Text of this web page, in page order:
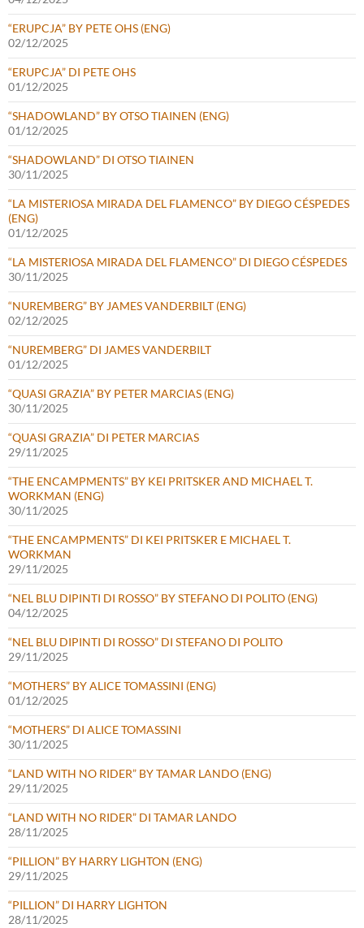
“ERUPCJA” BY PETE OHS (ENG)
02/12/2025
“ERUPCJA” DI PETE OHS
01/12/2025
“SHADOWLAND” BY OTSO TIAINEN (ENG)
01/12/2025
“SHADOWLAND” DI OTSO TIAINEN
30/11/2025
“LA MISTERIOSA MIRADA DEL FLAMENCO” BY DIEGO CÉSPEDES
(ENG)
01/12/2025
“LA MISTERIOSA MIRADA DEL FLAMENCO” DI DIEGO CÉSPEDES
30/11/2025
“NUREMBERG” BY JAMES VANDERBILT (ENG)
02/12/2025
“NUREMBERG” DI JAMES VANDERBILT
01/12/2025
“QUASI GRAZIA” BY PETER MARCIAS (ENG)
30/11/2025
“QUASI GRAZIA” DI PETER MARCIAS
29/11/2025
“THE ENCAMPMENTS” BY KEI PRITSKER AND MICHAEL T.
WORKMAN (ENG)
30/11/2025
“THE ENCAMPMENTS” DI KEI PRITSKER E MICHAEL T.
WORKMAN
29/11/2025
“NEL BLU DIPINTI DI ROSSO” BY STEFANO DI POLITO (ENG)
04/12/2025
“NEL BLU DIPINTI DI ROSSO” DI STEFANO DI POLITO
29/11/2025
“MOTHERS” BY ALICE TOMASSINI (ENG)
01/12/2025
“MOTHERS” DI ALICE TOMASSINI
30/11/2025
“LAND WITH NO RIDER” BY TAMAR LANDO (ENG)
29/11/2025
“LAND WITH NO RIDER” DI TAMAR LANDO
28/11/2025
“PILLION” BY HARRY LIGHTON (ENG)
29/11/2025
“PILLION” DI HARRY LIGHTON
28/11/2025